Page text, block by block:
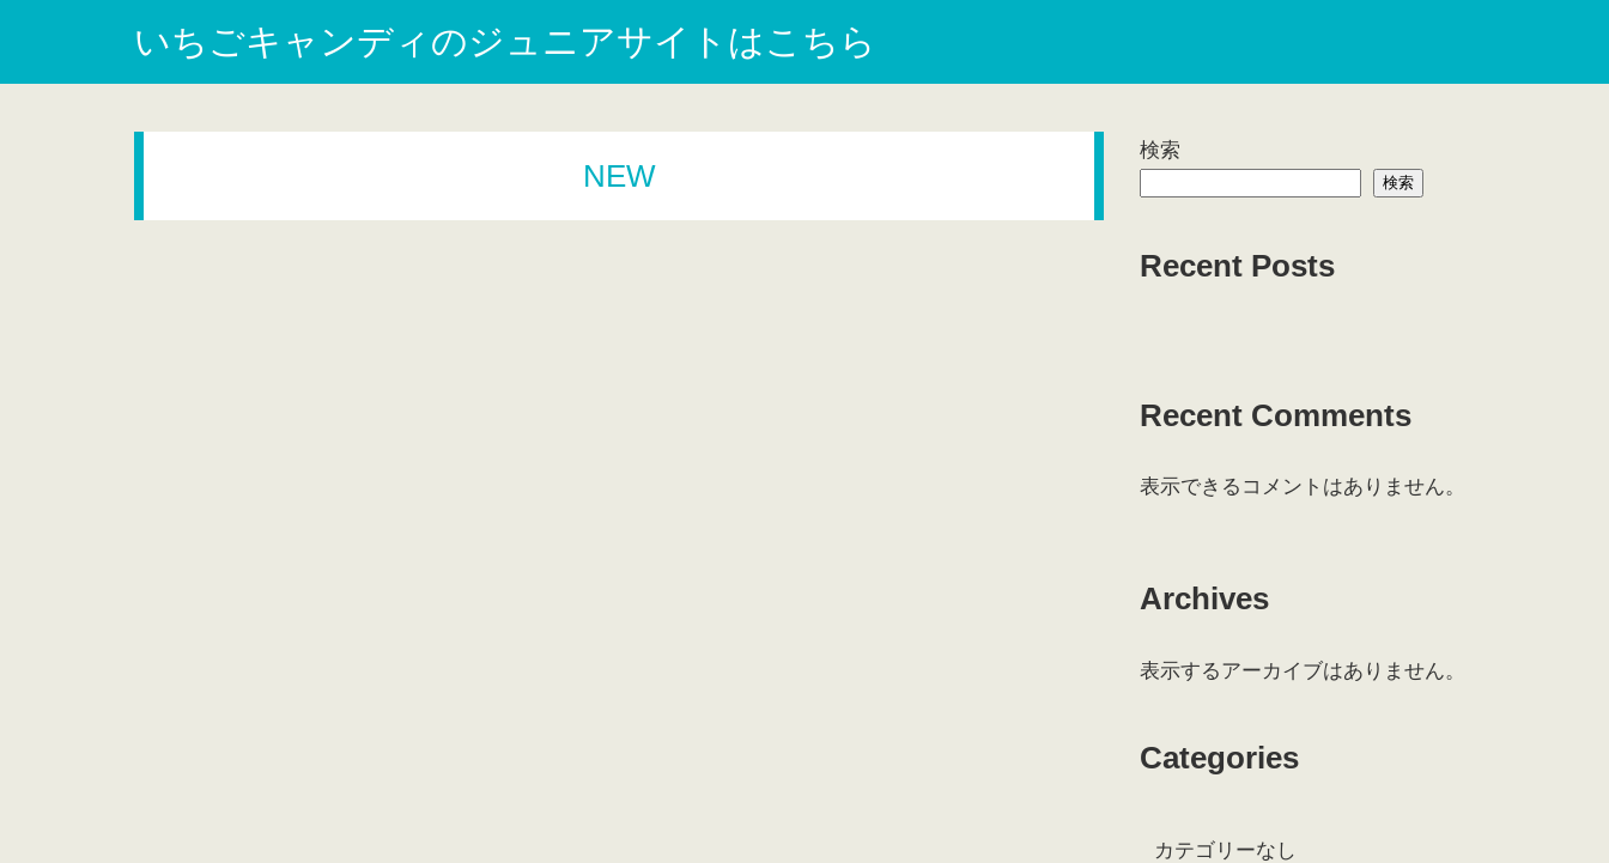
いちごキャンディのジュニアサイトはこちら
NEW
検索
検索
Recent Posts
Recent Comments
表示できるコメントはありません。
Archives
表示するアーカイブはありません。
Categories
カテゴリーなし